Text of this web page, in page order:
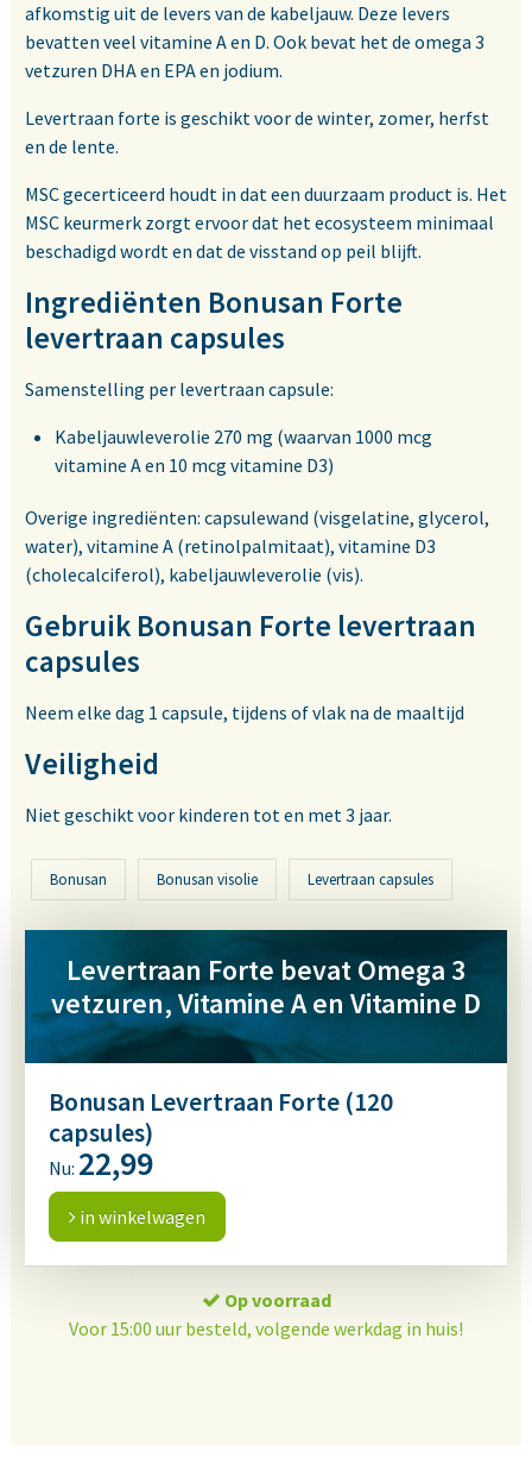
afkomstig uit de levers van de kabeljauw. Deze levers
bevatten veel vitamine A en D. Ook bevat het de omega 3
vetzuren DHA en EPA en jodium.
Levertraan forte is geschikt voor de winter, zomer, herfst
en de lente.
MSC gecerticeerd houdt in dat een duurzaam product is. Het
MSC keurmerk zorgt ervoor dat het ecosysteem minimaal
beschadigd wordt en dat de visstand op peil blijft.
Ingrediënten Bonusan Forte
levertraan capsules
Samenstelling per levertraan capsule:
Kabeljauwleverolie 270 mg (waarvan 1000 mcg
vitamine A en 10 mcg vitamine D3)
Overige ingrediënten: capsulewand (visgelatine, glycerol,
water), vitamine A (retinolpalmitaat), vitamine D3
(cholecalciferol), kabeljauwleverolie (vis).
Gebruik Bonusan Forte levertraan
capsules
Neem elke dag 1 capsule, tijdens of vlak na de maaltijd
Veiligheid
Niet geschikt voor kinderen tot en met 3 jaar.
Bonusan Bonusan visolie Levertraan capsules
Levertraan Forte bevat Omega 3
vetzuren, Vitamine A en Vitamine D
Bonusan Levertraan Forte (120
capsules)
Nu: 22,99
in winkelwagen
Op voorraad
Voor 15:00 uur besteld, volgende werkdag in huis!